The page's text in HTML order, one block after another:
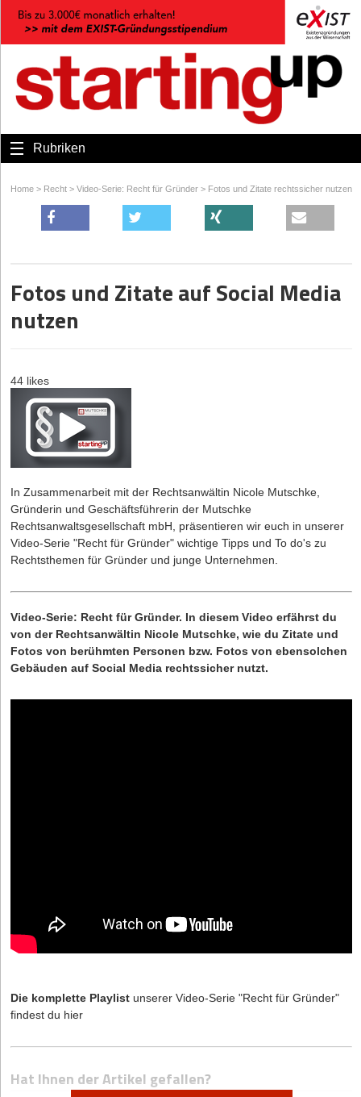
Rubriken
Home > Recht > Video-Serie: Recht für Gründer > Fotos und Zitate rechtssicher nutzen
Fotos und Zitate auf Social Media
nutzen
44 likes
In Zusammenarbeit mit der Rechtsanwältin Nicole Mutschke,
Gründerin und Geschäftsführerin der Mutschke
Rechtsanwaltsgesellschaft mbH , präsentieren wir euch in unserer
Video-Serie "Recht für Gründer" wichtige Tipps und To do's zu
Rechtsthemen für Gründer und junge Unternehmen.
Video-Serie: Recht für Gründer. In diesem Video erfährst du
von der Rechtsanwältin Nicole Mutschke, wie du Zitate und
Fotos von berühmten Personen bzw. Fotos von ebensolchen
Gebäuden auf Social Media rechtssicher nutzt.
Die komplette Playlist unserer Video-Serie "Recht für Gründer"
findest du hier
Hat Ihnen der Artikel gefallen?